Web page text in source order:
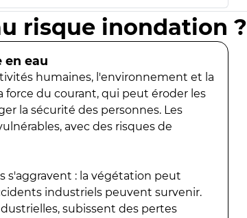
risque inondation ?
en eau
humaines, l'environnement et la
force du courant, qui peut éroder les
la sécurité des personnes. Les
avec des risques de
s'aggravent : la végétation peut
industriels peuvent survenir.
subissent des pertes